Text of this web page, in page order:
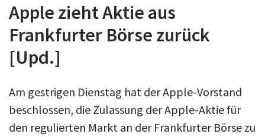
News
iPhone
iPad
Tests
Apple zieht Aktie aus
Frankfurter Börse zurück
[Upd.]
Am gestrigen Dienstag hat der Apple-Vorstand
beschlossen, die Zulassung der Apple-Aktie für
den regulierten Markt an der Frankfurter Börse zu